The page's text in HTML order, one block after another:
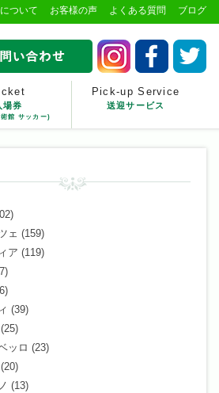
ついて お客様の声 よくある質問 ブログ
場券
館 サッカー)
Pick-up Service
送迎サービス
ェ (159)
ア (119)
(39)
(25)
ッロ (23)
(20)
(13)